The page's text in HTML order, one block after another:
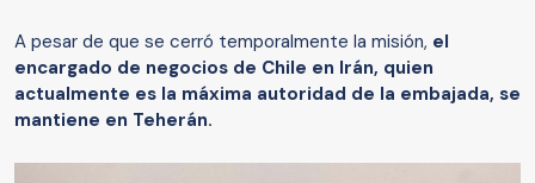
A pesar de que se cerró temporalmente la misión, el
encargado de negocios de Chile en Irán, quien
actualmente es la máxima autoridad de la embajada, se
mantiene en Teherán.